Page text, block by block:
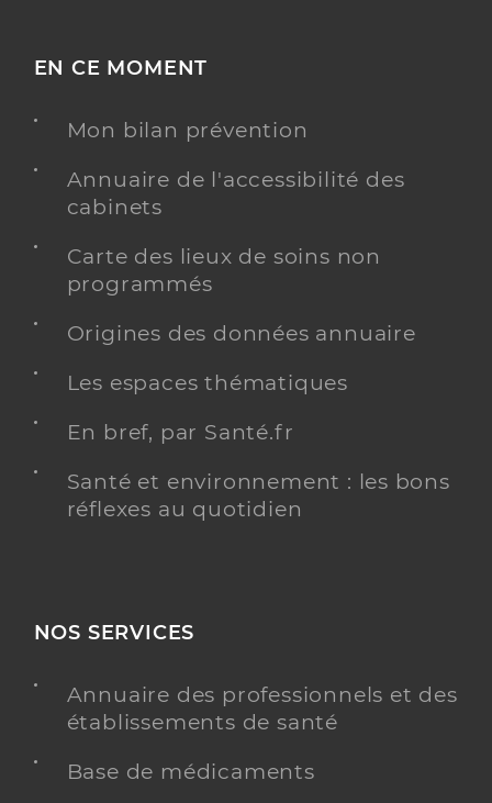
EN CE MOMENT
Mon bilan prévention
Annuaire de l'accessibilité des
cabinets
Carte des lieux de soins non
programmés
Origines des données annuaire
Les espaces thématiques
En bref, par Santé.fr
Santé et environnement : les bons
réflexes au quotidien
NOS SERVICES
Annuaire des professionnels et des
établissements de santé
Base de médicaments